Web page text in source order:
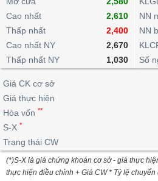
Giao
dịch
nội
bộ
Niên
giám
liệu
cổ
đông
Định
giá
ngoài
Tự
doanh
Top
cổ
phiếu
Bản
đồ
Chứng
quyền
Tổng
quan
Thống
kê
giao
Định
giá
Thống
kê
giao
dịch
tức
kỹ
thuật
Bảng
giá
trực
Bộ
lọc
cổ
phiếu
lai
Chứng
quyền
Trái
phiếu
doanh
nghiệp
IR
Awards
Đào
tạo
Dịch
vụ
Cao nhất
2,610
Thấp nhất
2,400
Cao nhất NY
2,670
Thấp nhất NY
1,030
NN
NN
Số
Giá CK cơ sở
Giá thực hiện
Hòa vốn **
S-X *
Trạng thái CW
(*)S-X là giá chứng khoán cơ sở - giá thực
thực hiện điều chỉnh + Giá CW * Tỷ lệ chuyển
ĐỘNG
SẢN
CHÍNH
HÀNG
HÓA